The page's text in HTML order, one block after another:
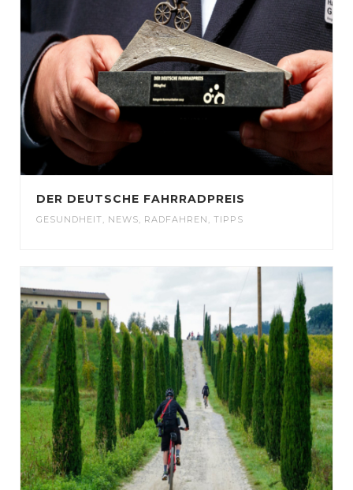
DER DEUTSCHE FAHRRADPREIS
GESUNDHEIT, NEWS, RADFAHREN , TIPPS